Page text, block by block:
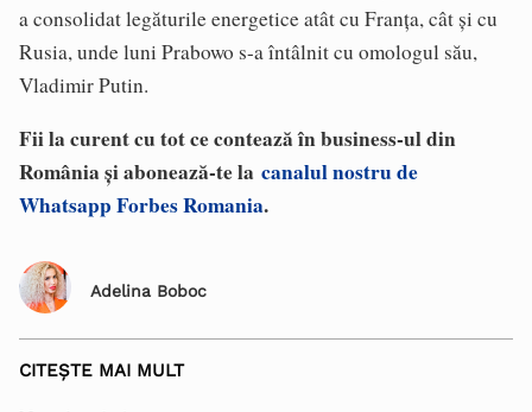
a consolidat legăturile energetice atât cu Franţa, cât şi cu
Rusia, unde luni Prabowo s-a întâlnit cu omologul său,
Vladimir Putin.
Fii la curent cu tot ce contează în business-ul din
România și abonează-te la canalul nostru de
Whatsapp Forbes Romania.
Adelina Boboc
CITEȘTE MAI MULT